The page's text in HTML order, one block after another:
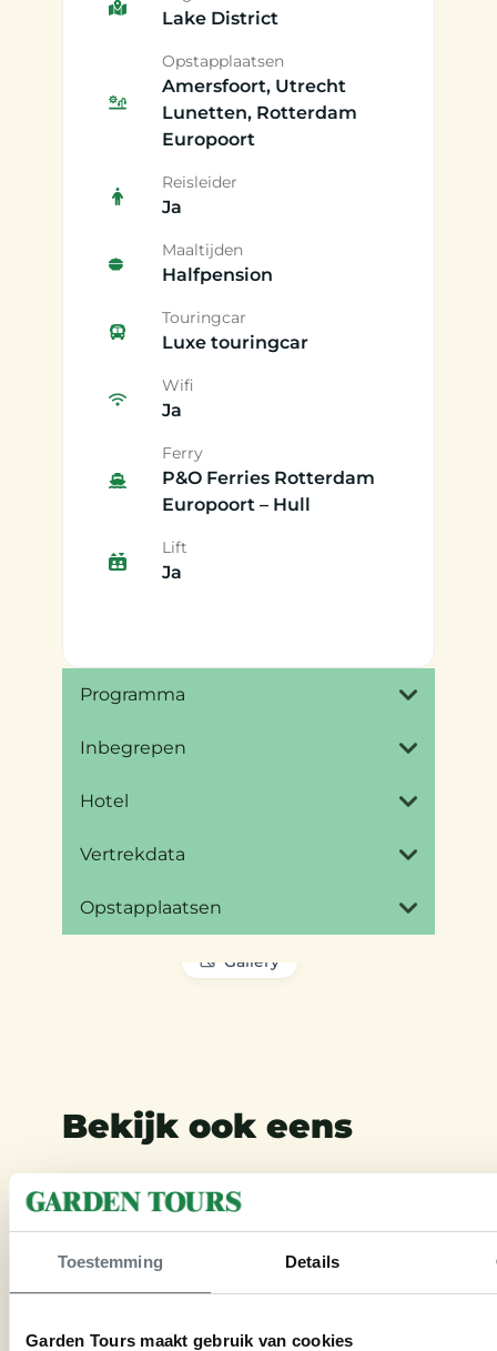
Toestemming Details
Garden Tours maakt gebruik van cookies
Programma
Inbegrepen
Hotel
Vertrekdata
Opstapplaatsen
Lake District
Opstapplaatsen
Amersfoort, Utrecht
Lunetten, Rotterdam
Europoort
Reisleider
Ja
Maaltijden
Halfpension
Touringcar
Luxe touringcar
Wifi
Ja
Ferry
P&O Ferries Rotterdam
Europoort – Hull
Lift
Ja
Gallery
Bekijk ook eens